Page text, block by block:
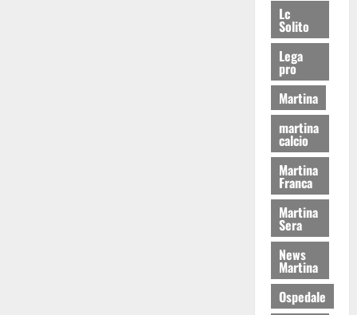
Lc
Solito
Lega
pro
Martina
martina
calcio
Martina
Franca
Martina
Sera
News
Martina
Ospedale